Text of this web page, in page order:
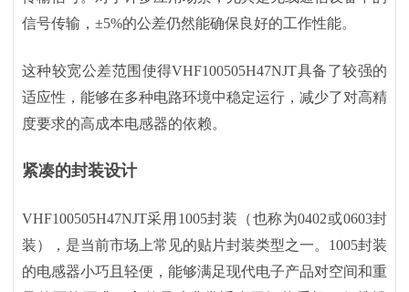
信号传输，±5%的公差仍然能确保良好的工作性能。
这种较宽公差范围使得VHF100505H47NJT具备了较强的
适应性，能够在多种电路环境中稳定运行，减少了对高精
度要求的高成本电感器的依赖。
紧凑的封装设计
VHF100505H47NJT采用1005封装（也称为0402或0603封
装），是当前市场上常见的贴片封装类型之一。1005封装
的电感器小巧且轻便，能够满足现代电子产品对空间和重